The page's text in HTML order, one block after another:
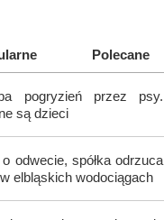
Polecane
pogryzień przez psy.
są dzieci
odwecie, spółka odrzuca
elbląskich wodociągach